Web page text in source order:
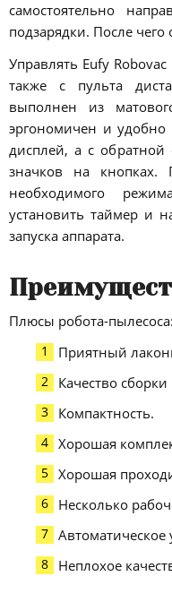
самостоятельно
подзарядки. После чего
Управлять Eufy
также с пульта
выполнен из
эргономичен и удобно
дисплей, а с
значков на
необходимого
установить таймер и
запуска аппарата.
Плюсы робота-пылесоса:
Приятный
Качество
Компактность.
Хорошая
Хорошая
Несколько
Неплохое